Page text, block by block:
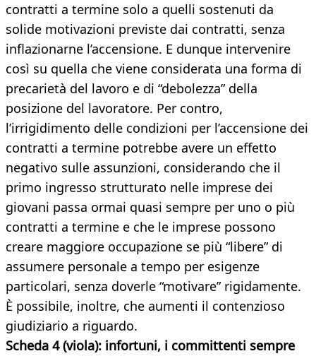
contratti a termine solo a quelli sostenuti da
solide motivazioni previste dai contratti, senza
inflazionarne l’accensione. E dunque intervenire
così su quella che viene considerata una forma di
precarietà del lavoro e di “debolezza” della
posizione del lavoratore. Per contro,
l’irrigidimento delle condizioni per l’accensione dei
contratti a termine potrebbe avere un effetto
negativo sulle assunzioni, considerando che il
primo ingresso strutturato nelle imprese dei
giovani passa ormai quasi sempre per uno o più
contratti a termine e che le imprese possono
creare maggiore occupazione se più “libere” di
assumere personale a tempo per esigenze
particolari, senza doverle “motivare” rigidamente.
È possibile, inoltre, che aumenti il contenzioso
giudiziario a riguardo.
Scheda 4 (viola): infortuni, i committenti sempre